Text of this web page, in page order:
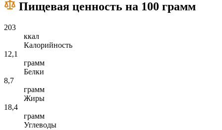
Пищевая ценность на 100 грамм
203
ккал
Калорийность
12,1
грамм
Белки
8,7
грамм
Жиры
18,4
грамм
Углеводы